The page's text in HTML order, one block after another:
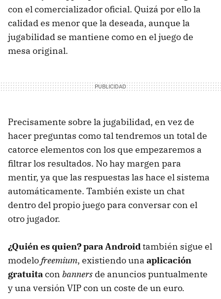
con el comercializador oficial. Quizá por ello la
calidad es menor que la deseada, aunque la
jugabilidad se mantiene como en el juego de
mesa original.
Precisamente sobre la jugabilidad, en vez de
hacer preguntas como tal tendremos un total de
catorce elementos con los que empezaremos a
filtrar los resultados. No hay margen para
mentir, ya que las respuestas las hace el sistema
automáticamente. También existe un chat
dentro del propio juego para conversar con el
otro jugador.
¿Quién es quien? para Androidtambién sigue el
modelofreemium, existiendo una aplicación
gratuitacon banners de anuncios puntualmente
y una versión VIPcon un coste de un euro.